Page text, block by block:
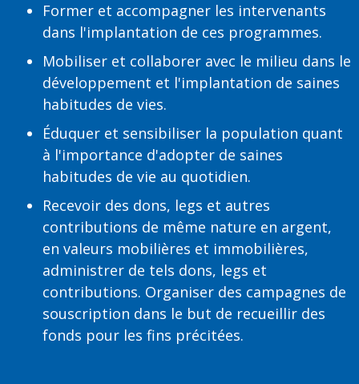
Former et accompagner les intervenants
dans l'implantation de ces programmes.
Mobiliser et collaborer avec le milieu dans le
développement et l'implantation de saines
habitudes de vies.
Éduquer et sensibiliser la population quant
à l'importance d'adopter de saines
habitudes de vie au quotidien.
Recevoir des dons, legs et autres
contributions de même nature en argent,
en valeurs mobilières et immobilières,
administrer de tels dons, legs et
contributions. Organiser des campagnes de
souscription dans le but de recueillir des
fonds pour les fins précitées.